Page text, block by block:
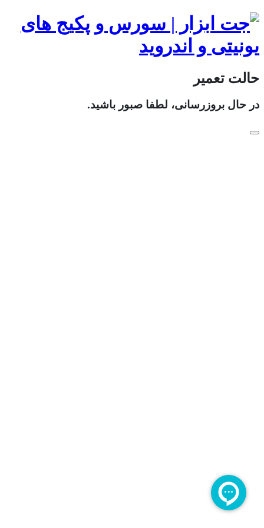
حالت تعمیر
در حال بروزرسانی، لطفا صبور باشید.